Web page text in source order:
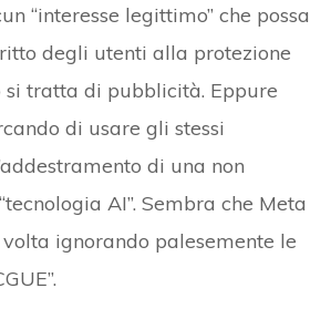
“interesse legittimo” che possa
degli utenti alla protezione
tratta di pubblicità. Eppure
di usare gli stessi
di una non
AI”. Sembra che Meta
ignorando palesemente le